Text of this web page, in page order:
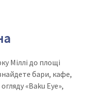
Міллі до площі
бари, кафе,
«Baku Eye»,